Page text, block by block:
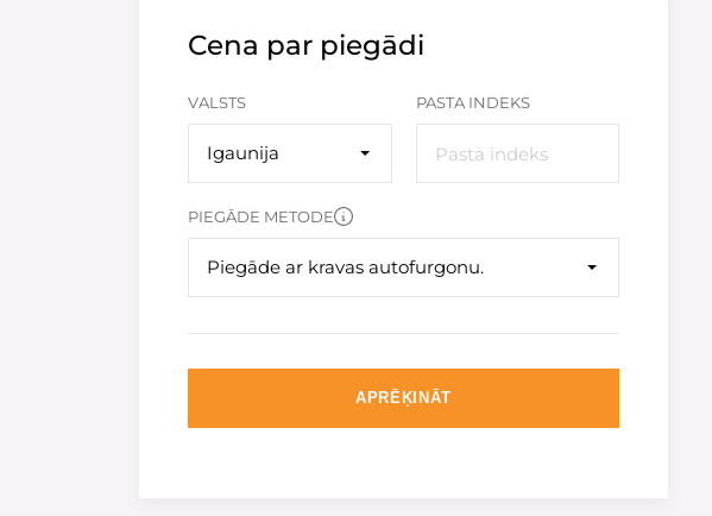
Cena par piegādi
VALSTS
Igaunija
PASTA INDEKS
PIEGĀDE METODE
Piegāde ar kravas autofurgonu.
APRĒĶINĀT